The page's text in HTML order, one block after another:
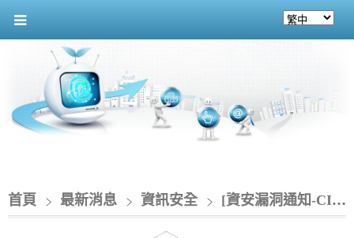
首頁 最新消息 資訊安全 [資安漏洞通知-CIO]_Splunk 產品存在多個漏洞